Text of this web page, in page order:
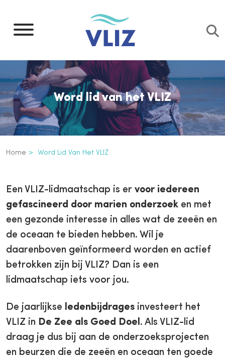
naar
inhoud
gaan
Word lid van het VLIZ
Kruimelpad
Home Word Lid Van Het VLIZ
3th
level
navigation
Een VLIZ-lidmaatschap is er voor iedereen
gefascineerd door marien onderzoek en met
een gezonde interesse in alles wat de zeeën en
de oceaan te bieden hebben. Wil je
daarenboven geïnformeerd worden en actief
betrokken zijn bij VLIZ? Dan is een
lidmaatschap iets voor jou.
De jaarlijkse ledenbijdrages investeert het
VLIZ in De Zee als Goed Doel. Als VLIZ-lid
draag je dus bij aan de onderzoeksprojecten
en beurzen die de zeeën en oceaan ten goede